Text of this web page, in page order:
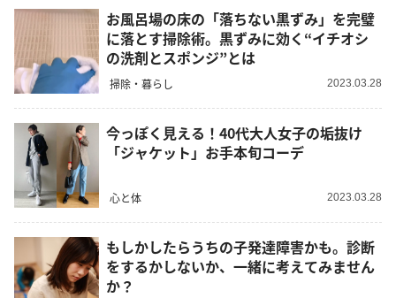
お風呂場の床の「落ちない黒ずみ」を完璧
に落とす掃除術。黒ずみに効く“イチオシ
の洗剤とスポンジ”とは
掃除・暮らし 2023.03.28
今っぽく見える！40代大人女子の垢抜け
「ジャケット」お手本旬コーデ
心と体 2023.03.28
もしかしたらうちの子発達障害かも。診断
をするかしないか、一緒に考えてみません
か？